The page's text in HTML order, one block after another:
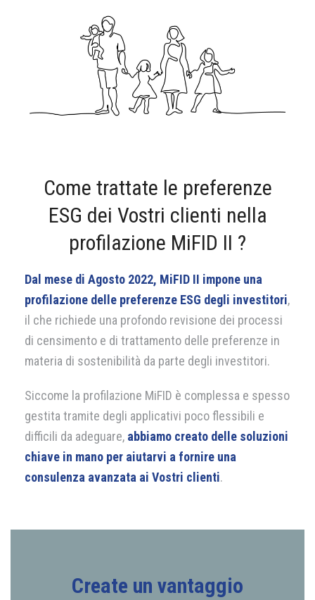
Come trattate le preferenze
ESG dei Vostri clienti nella
profilazione MiFID II ?
Dal mese di Agosto 2022, MiFID II impone una
profilazione delle preferenze ESG degli investitori,
il che richiede una profondo revisione dei processi
di censimento e di trattamento delle preferenze in
materia di sostenibilità da parte degli investitori.
Siccome la profilazione MiFID è complessa e spesso
gestita tramite degli applicativi poco flessibili e
difficili da adeguare, abbiamo creato delle soluzioni
chiave in mano per aiutarvi a fornire una
consulenza avanzata ai Vostri clienti.
Create un vantaggio